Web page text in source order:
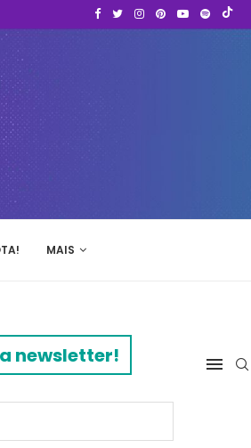
MAIS
newsletter!